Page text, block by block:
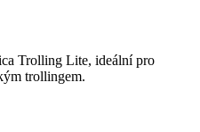
Trolling Lite, ideální pro
trollingem.